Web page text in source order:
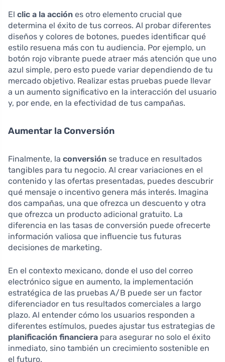
El clic a la acción es otro elemento crucial que
determina el éxito de tus correos. Al probar diferentes
diseños y colores de botones, puedes identificar qué
estilo resuena más con tu audiencia. Por ejemplo, un
botón rojo vibrante puede atraer más atención que uno
azul simple, pero esto puede variar dependiendo de tu
mercado objetivo. Realizar estas pruebas puede llevar
a un aumento significativo en la interacción del usuario
y, por ende, en la efectividad de tus campañas.
Aumentar la Conversión
Finalmente, la conversión se traduce en resultados
tangibles para tu negocio. Al crear variaciones en el
contenido y las ofertas presentadas, puedes descubrir
qué mensaje o incentivo genera más interés. Imagina
dos campañas, una que ofrezca un descuento y otra
que ofrezca un producto adicional gratuito. La
diferencia en las tasas de conversión puede ofrecerte
información valiosa que influencie tus futuras
decisiones de marketing.
En el contexto mexicano, donde el uso del correo
electrónico sigue en aumento, la implementación
estratégica de las pruebas A/B puede ser un factor
diferenciador en tus resultados comerciales a largo
plazo. Al entender cómo los usuarios responden a
diferentes estímulos, puedes ajustar tus estrategias de
planificación financiera para asegurar no solo el éxito
inmediato, sino también un crecimiento sostenible en
el futuro.